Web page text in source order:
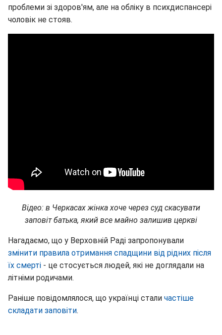
проблеми зі здоров'ям, але на обліку в психдиспансері
чоловік не стояв.
Відео: в Черкасах жінка хоче через суд скасувати
заповіт батька, який все майно залишив церкві
Нагадаємо, що у Верховній Раді запропонували
змінити правила отримання спадщини від рідних після
їх смерті - це стосується людей, які не доглядали на
літніми родичами.
Раніше повідомлялося, що українці стали частіше
складати заповіти.